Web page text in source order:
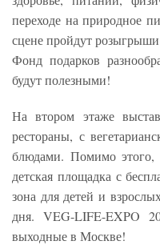
переходе на природное
сцене пройдут
Фонд подарков
будут полезными!
На втором этаже
рестораны, с
блюдами. Помимо этого,
детская площадка с
зона для детей и
дня. VEG-LIFE-EXPO
выходные в Москве!